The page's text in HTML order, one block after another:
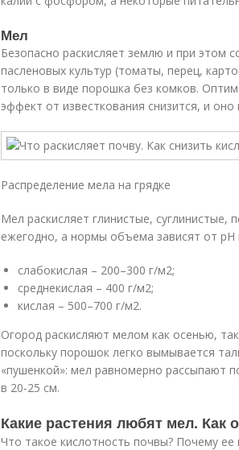
Мел
Безопасно раскисляет землю и при этом
пасленовых культур (томаты, перец,
только в виде порошка без комков.
эффект от известкования снизится, и
Распределение мела на грядке
Мел раскисляет глинистые, суглинистые,
ежегодно, а нормы объема зависят от рН
слабокислая – 200–300 г/м2;
среднекислая – 400 г/м2;
кислая – 500–700 г/м2.
Огород раскисляют мелом как осенью,
поскольку порошок легко вымывается
«пушенкой»: мел равномерно рассыпают
в 20-25 см.
Какие растения любят мел. Как
Что такое кислотность почвы? Почему